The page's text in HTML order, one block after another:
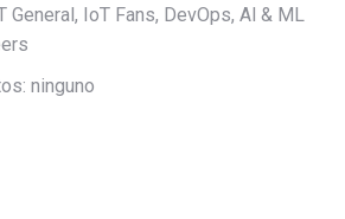
General, IoT Fans, DevOps, Al & ML
ninguno